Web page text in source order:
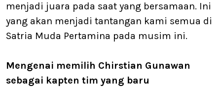
menjadi juara pada saat yang bersamaan. Ini
yang akan menjadi tantangan kami semua di
Satria Muda Pertamina pada musim ini.
Mengenai memilih Chirstian Gunawan
sebagai kapten tim yang baru